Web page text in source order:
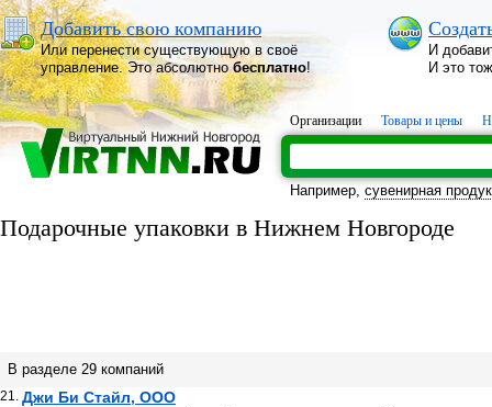
Добавить свою компанию
Или перенести существующую в своё
управление. Это абсолютнобесплатно!
И
И это
Организации Товары и цены
Например, сувенирная
Подарочные упаковки в Нижнем Новгороде
В разделе 29 компаний
21. Джи Би Стайл, ООО